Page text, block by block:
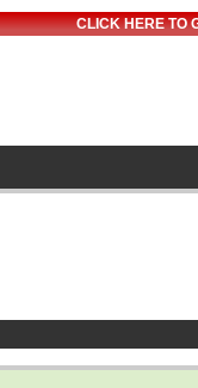
CLICK HERE TO